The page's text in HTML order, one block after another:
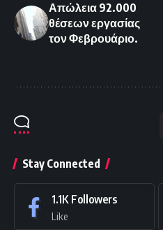
Απώλεια 92.000
θέσεων εργασίας
τον Φεβρουάριο.
Stay Connected
1.1K Followers
Like